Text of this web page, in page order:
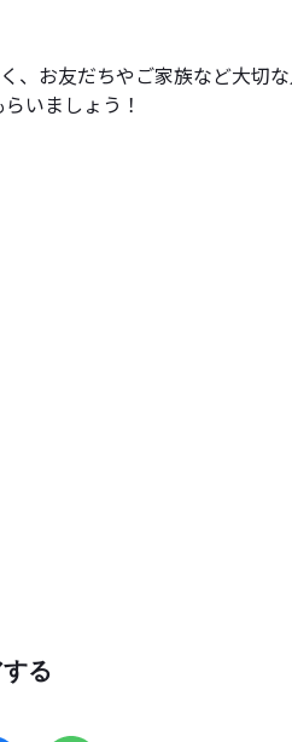
お友だちやご家族など大切
いましょう！
る